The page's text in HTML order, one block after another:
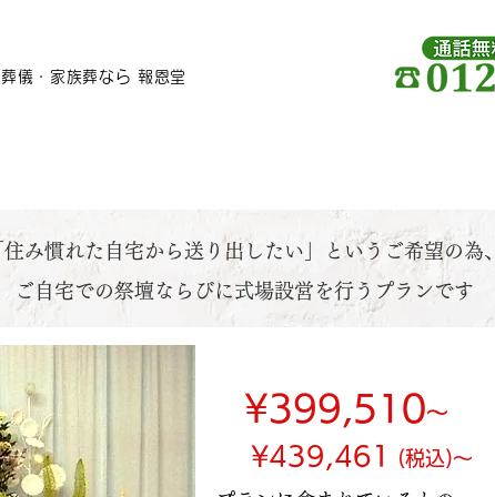
儀・家族葬なら 報恩堂
住み慣れた自宅から送り出したい」
というご希望の為、
ご自宅での祭壇ならびに式場設営を行うプランです
¥399,510～
¥439,461 (税込)～